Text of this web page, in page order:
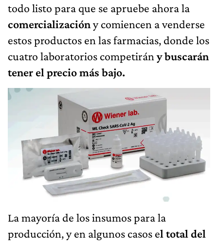
todo listo para que se apruebe ahora la
comercializacióny comiencen a venderse
estos productos en las farmacias, donde los
cuatro laboratorios competirány buscarán
tener el precio más bajo.
La mayoría de los insumos para la
producción, y en algunos casos el total del